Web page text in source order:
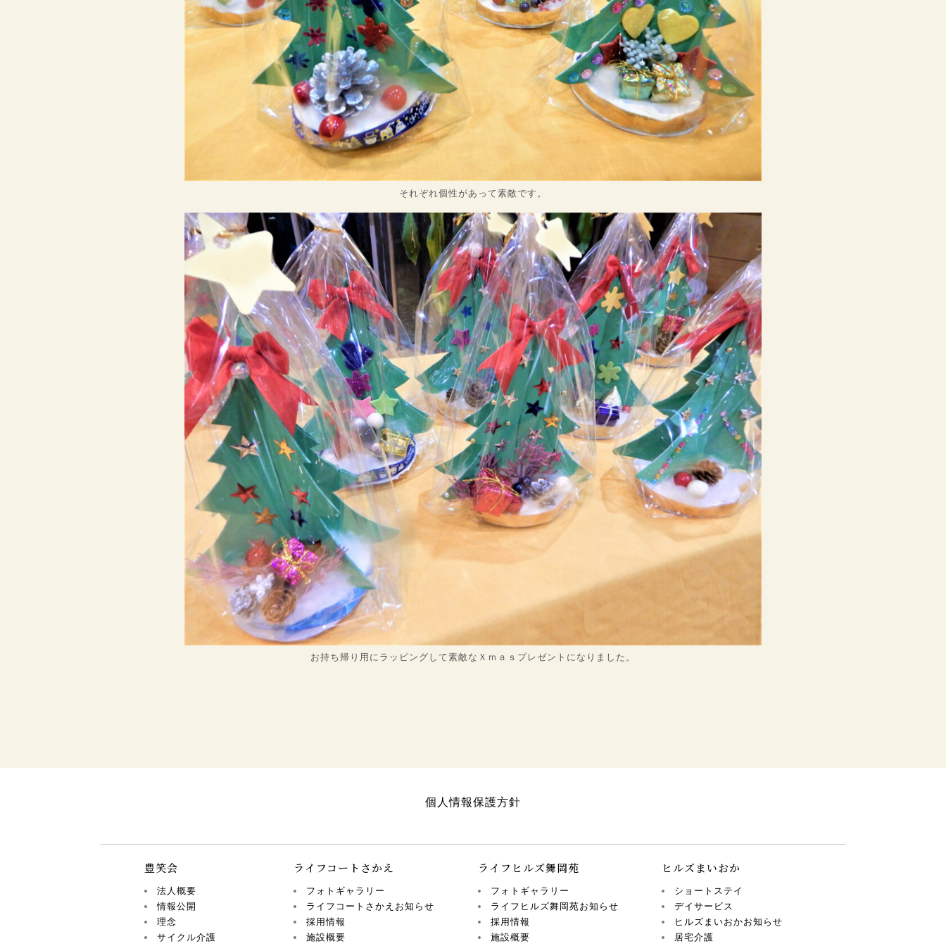
それぞれ個性があって素敵です。
お持ち帰り用にラッピングして素敵なＸｍａｓプレゼントになりました。
個人情報保護方針
豊笑会
法人概要
情報公開
理念
サイクル介護
ライフコートさかえ
フォトギャラリー
ライフコートさかえお知らせ
採用情報
施設概要
ライフヒルズ舞岡苑
フォトギャラリー
ライフヒルズ舞岡苑お知らせ
採用情報
施設概要
ヒルズまいおか
ショートステイ
デイサービス
ヒルズまいおかお知らせ
居宅介護